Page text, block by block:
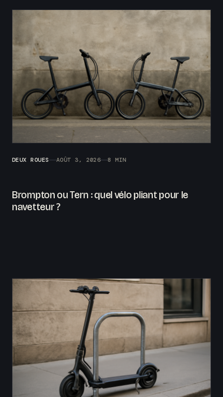
DEUX ROUES AOÛT 3, 2026 8 MIN
Brompton ou Tern : quel vélo pliant pour le
navetteur ?